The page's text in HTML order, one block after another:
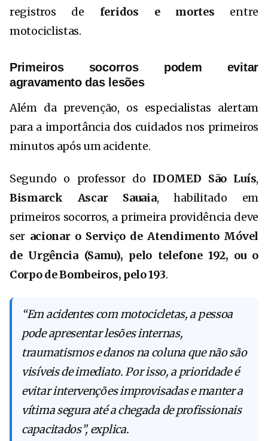
registros de feridos e mortes entre
motociclistas.
Primeiros socorros podem evitar
agravamento das lesões
Além da prevenção, os especialistas alertam
para a importância dos cuidados nos primeiros
minutos após um acidente.
Segundo o professor do IDOMED São Luís,
Bismarck Ascar Sauaia, habilitado em
primeiros socorros, a primeira providência deve
ser acionar o Serviço de Atendimento Móvel
de Urgência (Samu), pelo telefone 192, ou o
Corpo de Bombeiros, pelo 193.
“Em acidentes com motocicletas, a pessoa
pode apresentar lesões internas,
traumatismos e danos na coluna que não são
visíveis de imediato. Por isso, a prioridade é
evitar intervenções improvisadas e manter a
vítima segura até a chegada de profissionais
capacitados”, explica.